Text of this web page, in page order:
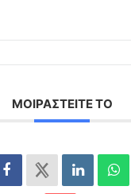
ΜΟΙΡΑΣΤΕΊΤΕ ΤΟ